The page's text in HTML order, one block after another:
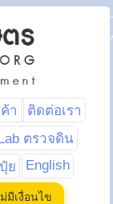
า
ติดต่อเรา
ตรวจดิน
ย English
มีเงื่อนไข